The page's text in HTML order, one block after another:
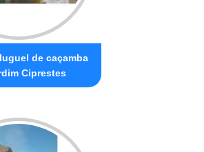
de caçamba
Ciprestes